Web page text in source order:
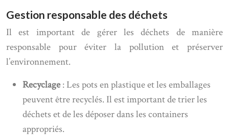
Gestion responsable des déchets
Il est important de gérer les déchets de manière
responsable pour éviter la pollution et préserver
l’environnement.
Recyclage: Les pots en plastique et les emballages
peuvent être recyclés. Il est important de trier les
déchets et de les déposer dans les containers
appropriés.